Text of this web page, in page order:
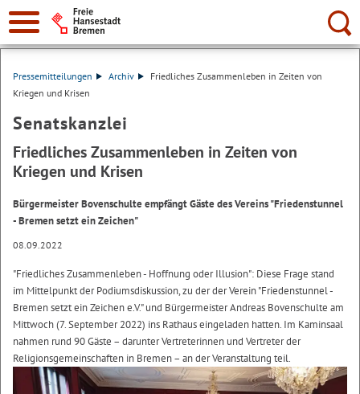
Suche:
Pressemitteilungen Archiv
Friedliches Zusammenleben in Zeiten von
Kriegen und Krisen
Senatskanzlei
Friedliches Zusammenleben in Zeiten von
Kriegen und Krisen
Bürgermeister Bovenschulte empfängt Gäste des Vereins "Friedenstunnel
- Bremen setzt ein Zeichen"
08.09.2022
"Friedliches Zusammenleben - Hoffnung oder Illusion": Diese Frage stand
im Mittelpunkt der Podiumsdiskussion, zu der der Verein "Friedenstunnel -
Bremen setzt ein Zeichen e.V." und Bürgermeister Andreas Bovenschulte am
Mittwoch (7. September 2022) ins Rathaus eingeladen hatten. Im Kaminsaal
nahmen rund 90 Gäste – darunter Vertreterinnen und Vertreter der
Religionsgemeinschaften in Bremen – an der Veranstaltung teil.